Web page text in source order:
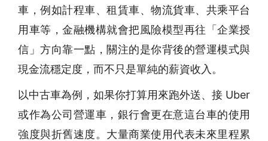
車，例如計程車、租賃車、物流貨車、共乘平台
用車等，金融機構就會把風險模型再往「企業授
信」方向靠一點，關注的是你背後的營運模式與
現金流穩定度，而不只是單純的薪資收入。
以中古車為例，如果你打算用來跑外送、接 Uber
或作為公司營運車，銀行會更在意這台車的使用
強度與折舊速度。大量商業使用代表未來里程累